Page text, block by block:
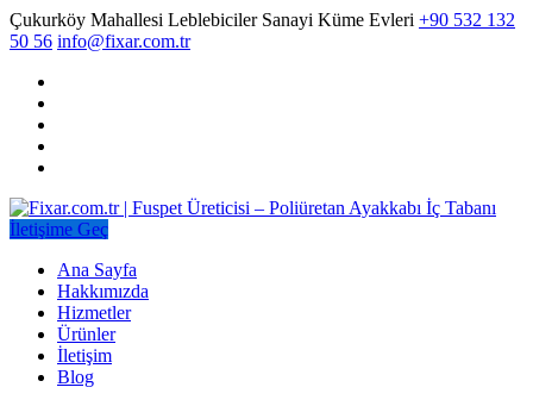
Çukurköy Mahallesi Leblebiciler Sanayi Küme Evleri +90 532 132
50 56 info@fixar.com.tr
İletişime Geç
Ana Sayfa
Hakkımızda
Hizmetler
Ürünler
İletişim
Blog